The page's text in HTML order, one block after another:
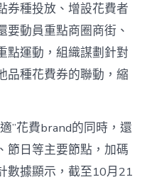
券種投放、增設花費者
要動員重點商圈商街、
點運動，組織謀劃針對
品種花費券的聯動，縮
”花費brand的同時，還
節日等主要節點，加碼
數據顯示，截至10月21